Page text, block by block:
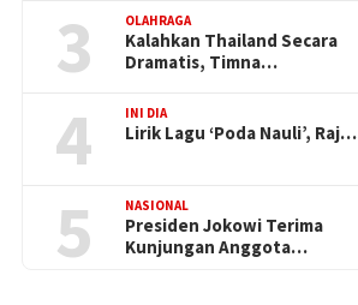
3 OLAHRAGA
Kalahkan Thailand Secara
Dramatis, Timna…
4 INI DIA
Lirik Lagu ‘Poda Nauli’, Raj…
5 NASIONAL
Presiden Jokowi Terima
Kunjungan Anggota…